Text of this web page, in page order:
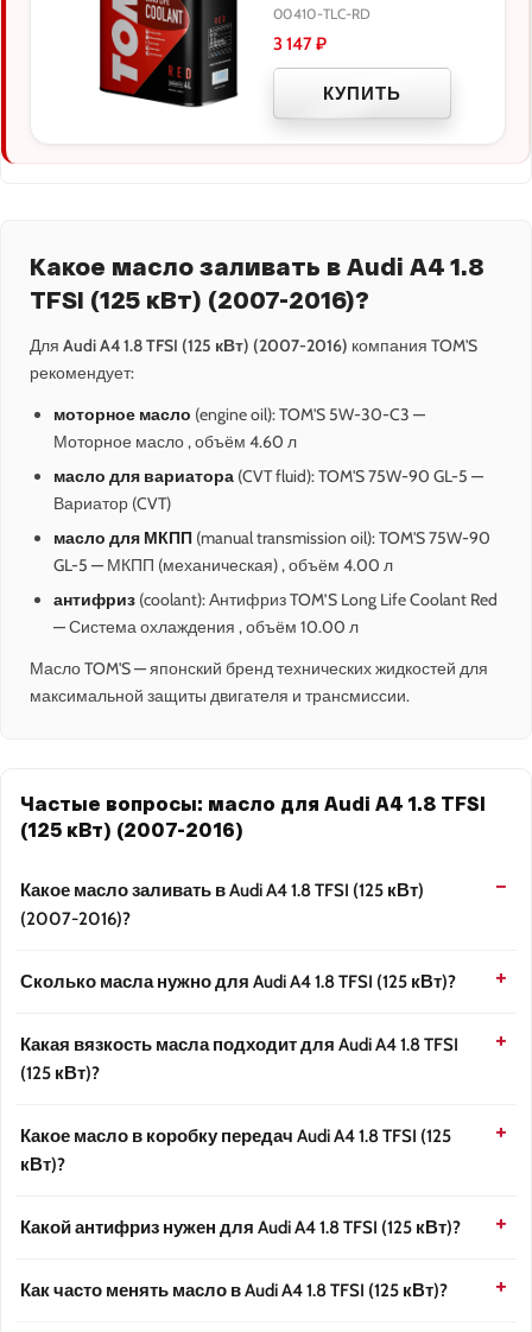
00410-TLC-RD
3 147₽
КУПИТЬ
Какое масло заливать в Audi A4 1.8
TFSI (125 кВт) (2007-2016)?
Для Audi A4 1.8 TFSI (125 кВт) (2007-2016) компания TOM'S
рекомендует:
моторное масло (engine oil): TOM'S 5W-30-C3 —
Моторное масло , объём 4.60 л
масло для вариатора (CVT fluid): TOM'S 75W-90 GL-5 —
Вариатор (CVT)
масло для МКПП (manual transmission oil): TOM'S 75W-90
GL-5 — МКПП (механическая) , объём 4.00 л
антифриз (coolant): Антифриз TOM’S Long Life Coolant Red
— Система охлаждения , объём 10.00 л
Масло TOM'S — японский бренд технических жидкостей для
максимальной защиты двигателя и трансмиссии.
Частые вопросы: масло для Audi A4 1.8 TFSI
(125 кВт) (2007-2016)
Какое масло заливать в Audi A4 1.8 TFSI (125 кВт)
(2007-2016)?
Сколько масла нужно для Audi A4 1.8 TFSI (125 кВт)?
Какая вязкость масла подходит для Audi A4 1.8 TFSI
(125 кВт)?
Какое масло в коробку передач Audi A4 1.8 TFSI (125
кВт)?
Какой антифриз нужен для Audi A4 1.8 TFSI (125 кВт)?
Как часто менять масло в Audi A4 1.8 TFSI (125 кВт)?